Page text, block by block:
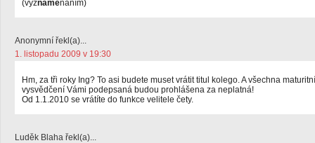
(vyznamenáním)
Anonymní řekl(a)...
1. listopadu 2009 v 19:30
Hm, za tři roky Ing? To asi budete muset vrátit titul kolego. A všechna maturitní
vysvědčení Vámi podepsaná budou prohlášena za neplatná!
Od 1.1.2010 se vrátíte do funkce velitele čety.
Luděk Blaha řekl(a)...